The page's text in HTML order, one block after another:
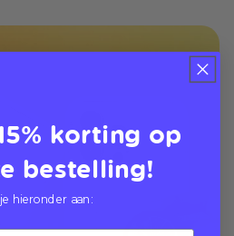
korting op
bestelling!
hieronder aan: